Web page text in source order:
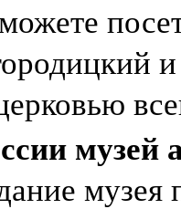
музей
музея